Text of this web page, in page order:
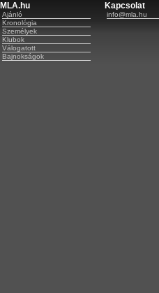
MLA.hu
Ajánló
Kronológia
Személyek
Klubok
Válogatott
Bajnokságok
Kapcsolat
info@mla.hu